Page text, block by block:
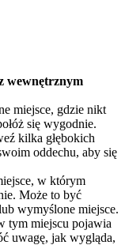
wewnętrznym
miejsce, gdzie nikt
się wygodnie.
kilka głębokich
oddechu, aby się
w którym
Może to być
wymyślone miejsce.
tym miejscu pojawia
uwagę, jak wygląda,